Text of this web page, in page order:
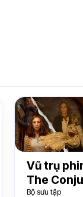
Vũ trụ
The
Bộ sưu tập